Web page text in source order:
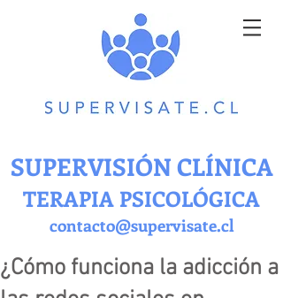
SUPERVISIÓN CLÍNICA
TERAPIA PSICOLÓGICA
contacto@supervisate.cl
¿Cómo funciona la adicción a